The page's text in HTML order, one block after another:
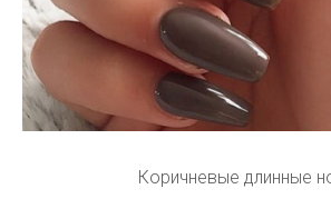
Коричневые длинные